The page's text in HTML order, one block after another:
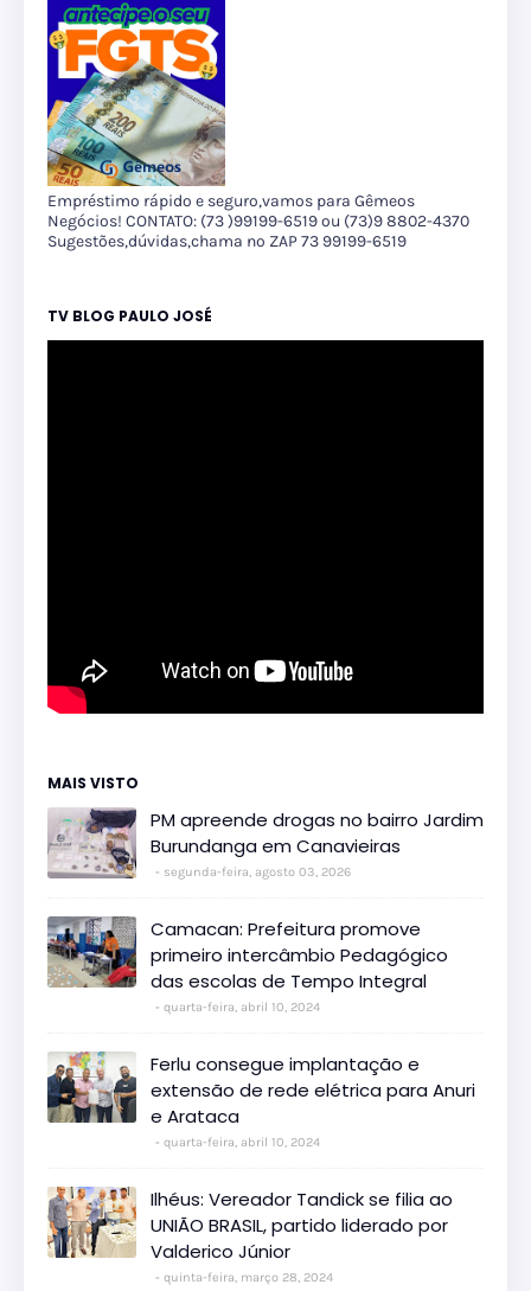
Empréstimo rápido e seguro,vamos para Gêmeos
Negócios! CONTATO: (73 )99199-6519 ou (73)9 8802-4370
Sugestões,dúvidas,chama no ZAP 73 99199-6519
TV BLOG PAULO JOSÉ
MAIS VISTO
PM apreende drogas no bairro Jardim
Burundanga em Canavieiras
segunda-feira, agosto 03, 2026
Camacan: Prefeitura promove
primeiro intercâmbio Pedagógico
das escolas de Tempo Integral
quarta-feira, abril 10, 2024
Ferlu consegue implantação e
extensão de rede elétrica para Anuri
e Arataca
quarta-feira, abril 10, 2024
Ilhéus: Vereador Tandick se filia ao
UNIÃO BRASIL, partido liderado por
Valderico Júnior
quinta-feira, março 28, 2024